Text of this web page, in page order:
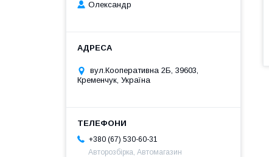
Олександр
вул.Кооперативна 2Б, 39603,
Кременчук, Україна
+380 (67) 530-60-31
Авторозбірка, Автомагазин